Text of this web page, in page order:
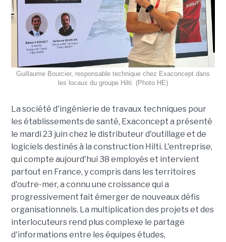
Guillaume Bourcier, responsable technique chez Exaconcept dans
les locaux du groupe Hilti. (Photo HE)
La société d'ingénierie de travaux techniques pour
les établissements de santé, Exaconcept a présenté
le mardi 23 juin chez le distributeur d'outillage et de
logiciels destinés à la construction Hilti. L'entreprise,
qui compte aujourd'hui 38 employés et intervient
partout en France, y compris dans les territoires
d'outre-mer, a connu une croissance qui a
progressivement fait émerger de nouveaux défis
organisationnels. La multiplication des projets et des
interlocuteurs rend plus complexe le partage
d'informations entre les équipes études,